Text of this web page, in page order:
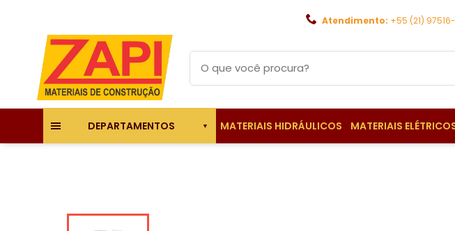
Atendimento: +55 (21)
DEPARTAMENTOS MATERIAIS HIDRÁULICOS MATERIAIS